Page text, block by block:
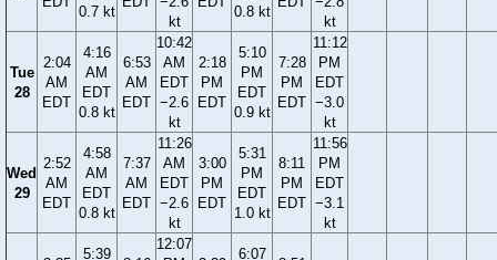
0.7 kt
kt
0.8 kt
kt
Tue
28
2:04
AM
EDT
4:16
AM
EDT
0.8 kt
6:53
AM
EDT
10:42
AM
EDT
−2.6
kt
2:18
PM
EDT
5:10
PM
EDT
0.9 kt
7:28
PM
EDT
11:12
PM
EDT
−3.0
kt
Wed
29
2:52
AM
EDT
4:58
AM
EDT
0.8 kt
7:37
AM
EDT
11:26
AM
EDT
−2.6
kt
3:00
PM
EDT
5:31
PM
EDT
1.0 kt
8:11
PM
EDT
11:56
PM
EDT
−3.1
kt
5:39
12:07
6:07